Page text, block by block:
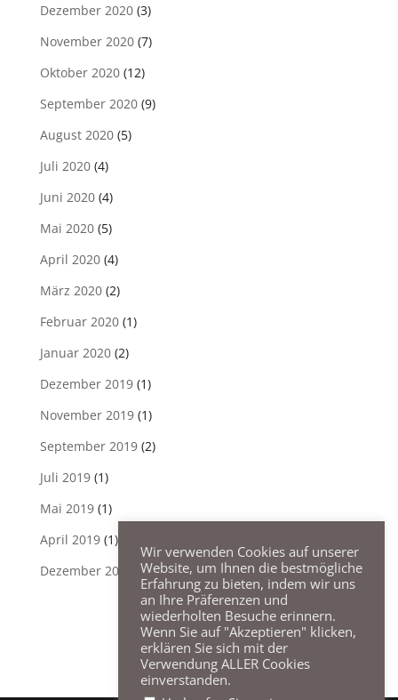
Dezember 2020(3)
November 2020(7)
Oktober 2020(12)
September 2020(9)
August 2020(5)
Juli 2020(4)
Juni 2020(4)
Mai 2020(5)
April 2020(4)
März 2020(2)
Februar 2020(1)
Januar 2020(2)
Dezember 2019(1)
November 2019(1)
September 2019(2)
Juli 2019(1)
Mai 2019(1)
April 2019(1)
Dezember 2018
(1)
Wir verwenden Cookies auf unserer
Website, um Ihnen die bestmögliche
Erfahrung zu bieten, indem wir uns
an Ihre Präferenzen und
wiederholten Besuche erinnern.
Wenn Sie auf "Akzeptieren" klicken,
erklären Sie sich mit der
Verwendung ALLER Cookies
einverstanden.